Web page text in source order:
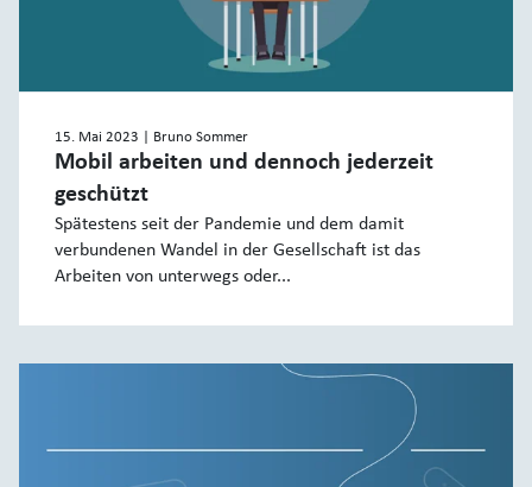
15. Mai 2023 | Bruno Sommer
Mobil arbeiten und dennoch jederzeit
geschützt
Spätestens seit der Pandemie und dem damit
verbundenen Wandel in der Gesellschaft ist das
Arbeiten von unterwegs oder...